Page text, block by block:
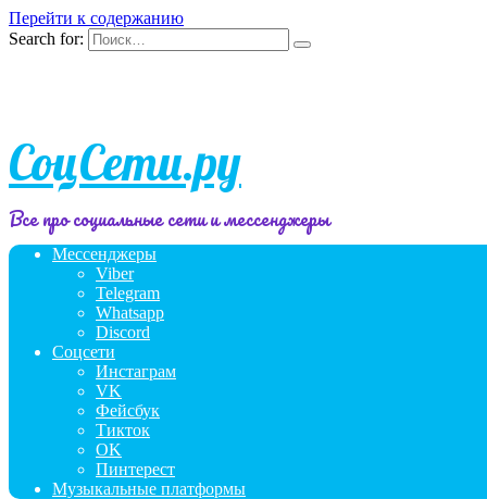
Перейти к содержанию
Search for:
СоцСети.ру
Все про социальные сети и мессенджеры
Мессенджеры
Viber
Telegram
Whatsapp
Discord
Соцсети
Инстаграм
VK
Фейсбук
Тикток
OK
Пинтерест
Музыкальные платформы